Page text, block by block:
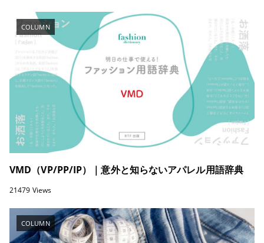
COLUMN
VMD（VP/PP/IP）｜意外と知らないアパレル用語辞典
21479 Views
COLUMN